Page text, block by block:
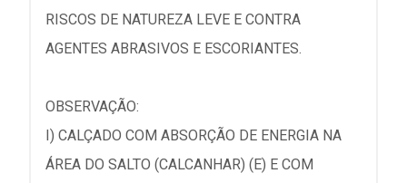
RISCOS DE NATUREZA LEVE E CONTRA
AGENTES ABRASIVOS E ESCORIANTES.
OBSERVAÇÃO:
I) CALÇADO COM ABSORÇÃO DE ENERGIA NA
ÁREA DO SALTO (CALCANHAR) (E) E COM